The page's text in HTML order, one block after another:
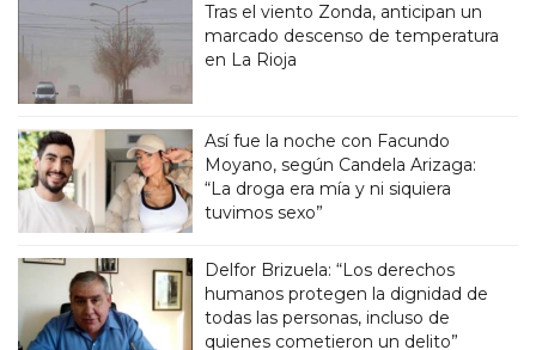
Tras el viento Zonda, anticipan un
marcado descenso de temperatura
en La Rioja
Así fue la noche con Facundo
Moyano, según Candela Arizaga:
“La droga era mía y ni siquiera
tuvimos sexo”
Delfor Brizuela: “Los derechos
humanos protegen la dignidad de
todas las personas, incluso de
quienes cometieron un delito”